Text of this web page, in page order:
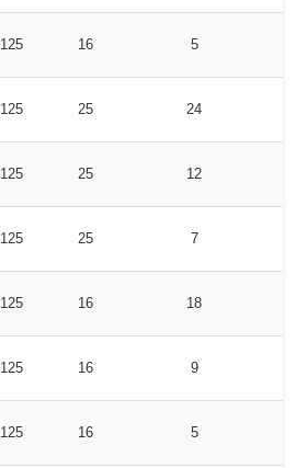
125 16 5
125 25 24
125 25 12
125 25 7
125 16 18
125 16 9
125 16 5